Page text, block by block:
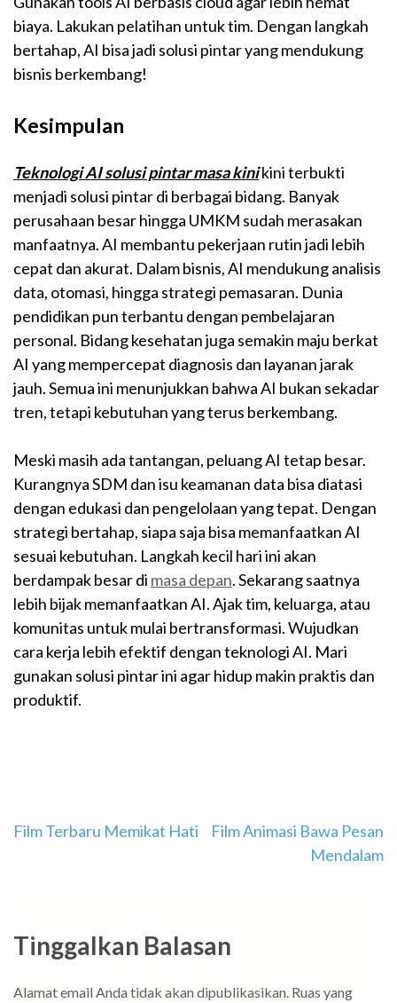
biaya. Lakukan pelatihan untuk tim. Dengan langkah
bertahap, AI bisa jadi solusi pintar yang mendukung
bisnis berkembang!
Kesimpulan
Teknologi AI solusi pintar masa kinikini terbukti
menjadi solusi pintar di berbagai bidang. Banyak
perusahaan besar hingga UMKM sudah merasakan
manfaatnya. AI membantu pekerjaan rutin jadi lebih
cepat dan akurat. Dalam bisnis, AI mendukung analisis
data, otomasi, hingga strategi pemasaran. Dunia
pendidikan pun terbantu dengan pembelajaran
personal. Bidang kesehatan juga semakin maju berkat
AI yang mempercepat diagnosis dan layanan jarak
jauh. Semua ini menunjukkan bahwa AI bukan sekadar
tren, tetapi kebutuhan yang terus berkembang.
Meski masih ada tantangan, peluang AI tetap besar.
Kurangnya SDM dan isu keamanan data bisa diatasi
dengan edukasi dan pengelolaan yang tepat. Dengan
strategi bertahap, siapa saja bisa memanfaatkan AI
sesuai kebutuhan. Langkah kecil hari ini akan
berdampak besar di masa depan. Sekarang saatnya
lebih bijak memanfaatkan AI. Ajak tim, keluarga, atau
komunitas untuk mulai bertransformasi. Wujudkan
cara kerja lebih efektif dengan teknologi AI. Mari
gunakan solusi pintar ini agar hidup makin praktis dan
produktif.
Navigasi
Film Terbaru Memikat Hati
Film Animasi Bawa Pesan
Mendalam
Tinggalkan Balasan
Alamat email Anda tidak akan dipublikasikan. Ruas yang